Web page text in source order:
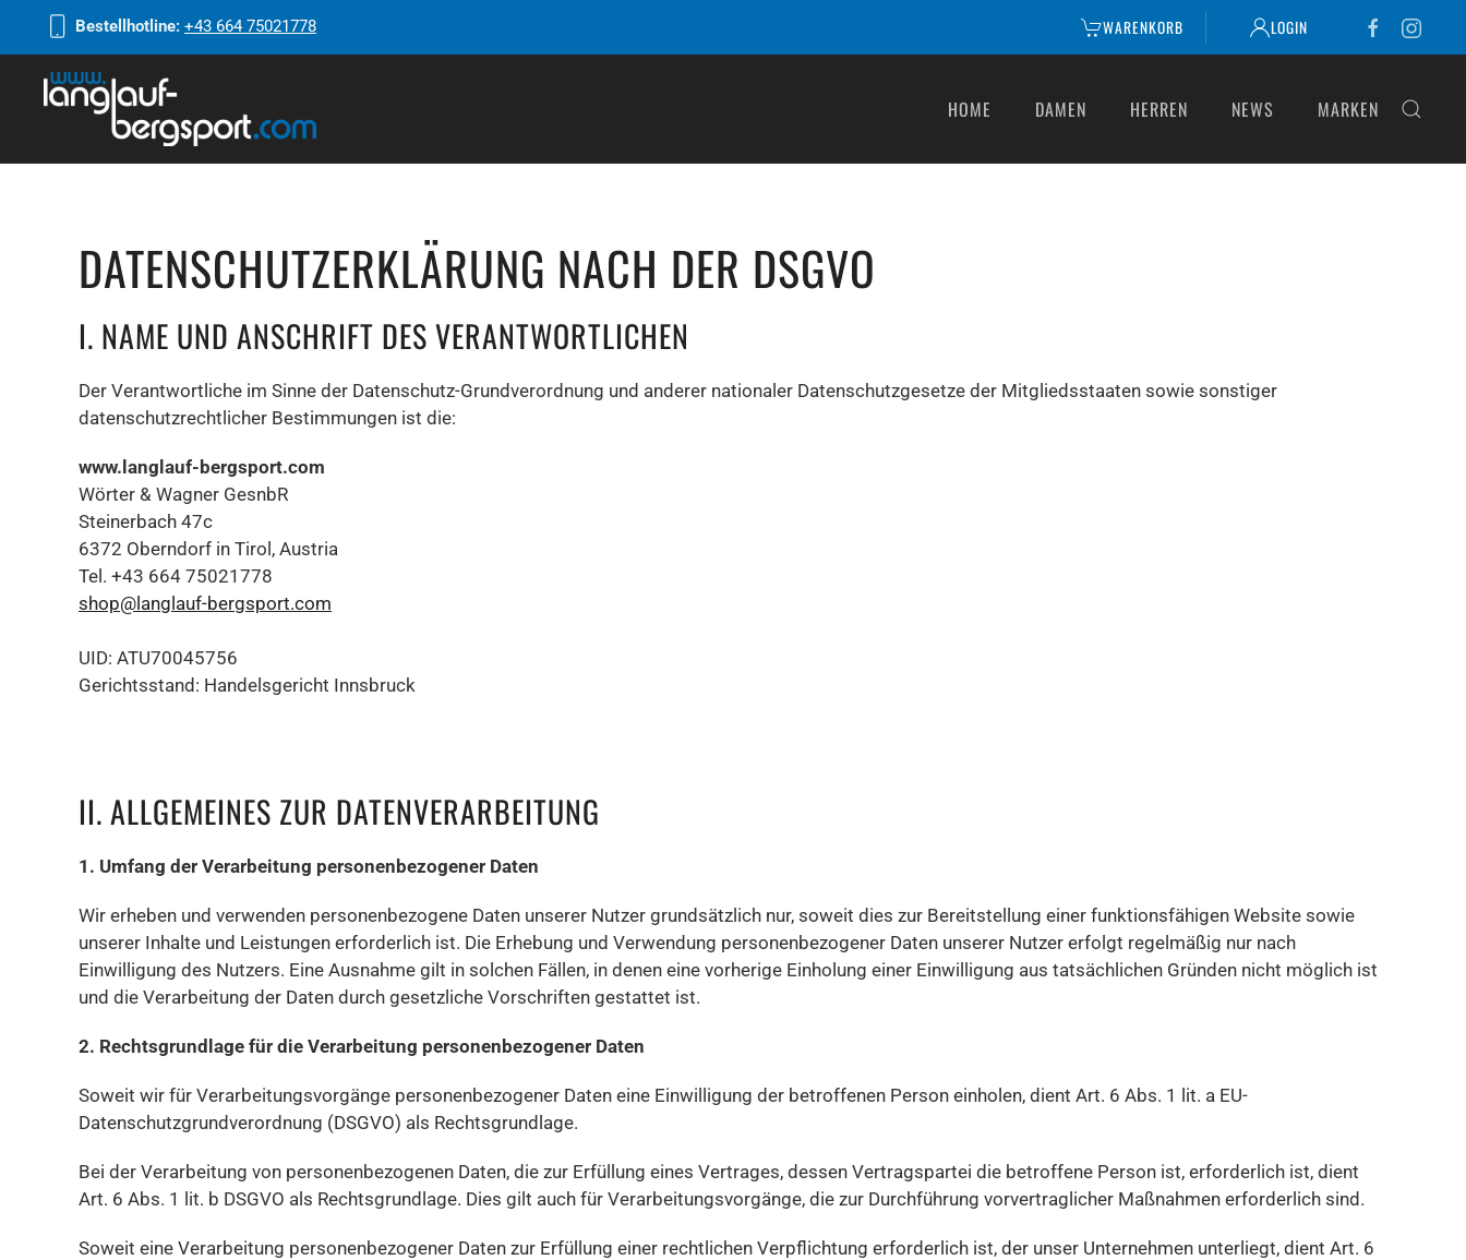
Bestellhotline: +43 664 75021778 WARENKORB LOGIN
HOME DAMEN HERREN NEWS MARKEN
DATENSCHUTZERKLÄRUNG NACH DER DSGVO
I. NAME UND ANSCHRIFT DES VERANTWORTLICHEN
Der Verantwortliche im Sinne der Datenschutz-Grundverordnung und anderer nationaler Datenschutzgesetze der Mitgliedsstaaten sowie sonstiger
datenschutzrechtlicher Bestimmungen ist die:
www.langlauf-bergsport.com
Wörter & Wagner GesnbR
Steinerbach 47c
6372 Oberndorf in Tirol, Austria
Tel. +43 664 75021778
shop@langlauf-bergsport.com
UID: ATU70045756
Gerichtsstand: Handelsgericht Innsbruck
II. ALLGEMEINES ZUR DATENVERARBEITUNG
1. Umfang der Verarbeitung personenbezogener Daten
Wir erheben und verwenden personenbezogene Daten unserer Nutzer grundsätzlich nur, soweit dies zur Bereitstellung einer funktionsfähigen Website sowie
unserer Inhalte und Leistungen erforderlich ist. Die Erhebung und Verwendung personenbezogener Daten unserer Nutzer erfolgt regelmäßig nur nach
Einwilligung des Nutzers. Eine Ausnahme gilt in solchen Fällen, in denen eine vorherige Einholung einer Einwilligung aus tatsächlichen Gründen nicht möglich ist
und die Verarbeitung der Daten durch gesetzliche Vorschriften gestattet ist.
2. Rechtsgrundlage für die Verarbeitung personenbezogener Daten
Soweit wir für Verarbeitungsvorgänge personenbezogener Daten eine Einwilligung der betroffenen Person einholen, dient Art. 6 Abs. 1 lit. a EU-
Datenschutzgrundverordnung (DSGVO) als Rechtsgrundlage.
Bei der Verarbeitung von personenbezogenen Daten, die zur Erfüllung eines Vertrages, dessen Vertragspartei die betroffene Person ist, erforderlich ist, dient
Art. 6 Abs. 1 lit. b DSGVO als Rechtsgrundlage. Dies gilt auch für Verarbeitungsvorgänge, die zur Durchführung vorvertraglicher Maßnahmen erforderlich sind.
Soweit eine Verarbeitung personenbezogener Daten zur Erfüllung einer rechtlichen Verpflichtung erforderlich ist, der unser Unternehmen unterliegt, dient Art. 6